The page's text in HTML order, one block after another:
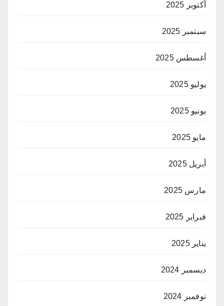
أكتوبر 2025
سبتمبر 2025
أغسطس 2025
يوليو 2025
يونيو 2025
مايو 2025
أبريل 2025
مارس 2025
فبراير 2025
يناير 2025
ديسمبر 2024
نوفمبر 2024